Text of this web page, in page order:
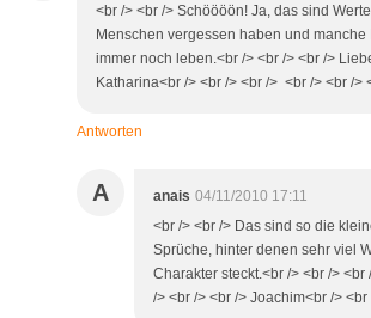
<br /> <br /> Schöööön! Ja, das sind
Menschen vergessen haben und manche
immer noch leben.<br /> <br /> <br />
Katharina<br /> <br /> <br /> <br /> <br />
Antworten
A anais 04/11/2010 17:11
<br /> <br /> Das sind so die
Sprüche, hinter denen sehr viel
Charakter steckt.<br /> <br />
/> <br /> <br /> Joachim<br /> <br